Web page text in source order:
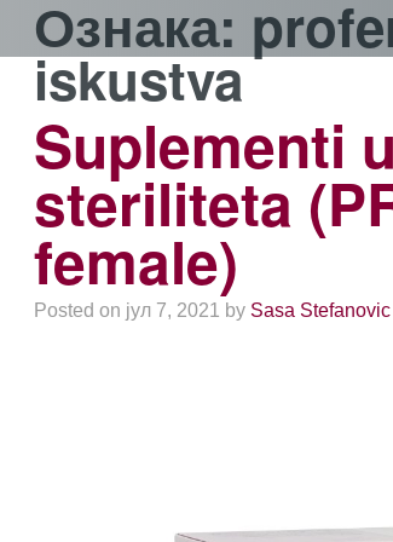
Ознака:
iskustva
Suplementi
steriliteta
female)
Posted on јул 7, 2021 by Sasa Stefanovic